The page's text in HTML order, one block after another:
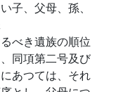
子、父母、孫、
べき遺族の順位
同項第二号及び
あつては、それ